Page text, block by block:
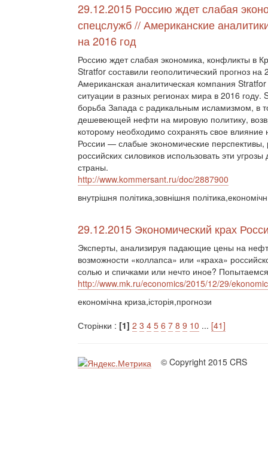
29.12.2015 Россию ждет слабая
спецслужб // Американские
на 2016 год
Россию ждет слабая экономика, конфликты в
Stratfor составили геополитический прогноз
Американская аналитическая компания
ситуации в разных регионах мира в 2016
борьба Запада с радикальным исламизмом, в
дешевеющей нефти на мировую политику,
которому необходимо сохранять свое
России — слабые экономические
российских силовиков использовать эти
страны.
http://www.kommersant.ru/doc/2887900
внутрішня політика,зовнішня
29.12.2015 Экономический крах
Эксперты, анализируя падающие цены на
возможности «коллапса» или «краха»
солью и спичками или нечто иное?
http://www.mk.ru/economics/2015/12/29/
економічна криза,історія,прогнози
Сторінки : [1] 2 3 4 5 6 7 8 9 10 ... [41]
© Copyright 2015 CRS